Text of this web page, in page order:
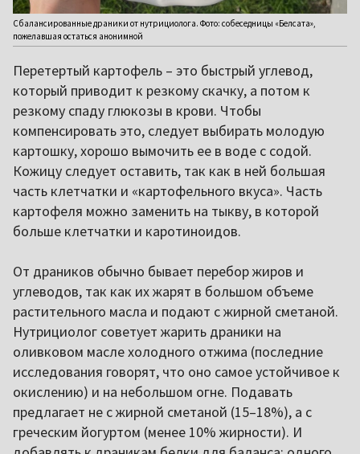
Сбалансированные драники от нутрициолога. Фото: собеседницы «Белсата»,
пожелавшая остаться анонимной
Перетертый картофель – это быстрый углевод,
который приводит к резкому скачку, а потом к
резкому спаду глюкозы в крови. Чтобы
компенсировать это, следует выбирать молодую
картошку, хорошо вымочить ее в воде с содой.
Кожицу следует оставить, так как в ней большая
часть клетчатки и «картофельного вкуса». Часть
картофеля можно заменить на тыкву, в которой
больше клетчатки и каротиноидов.
От драников обычно бывает перебор жиров и
углеводов, так как их жарят в большом объеме
растительного масла и подают с жирной сметаной.
Нутрициолог советует жарить драники на
оливковом масле холодного отжима (последние
исследования говорят, что оно самое устойчивое к
окислению) и на небольшом огне. Подавать
предлагает не с жирной сметаной (15–18%), а с
греческим йогуртом (менее 10% жирности). И